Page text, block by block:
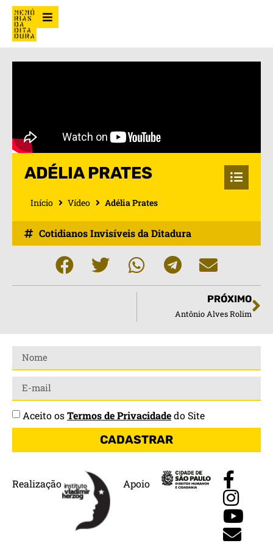
ADÉLIA PRATES
Início Vídeo Adélia Prates
Cotidianos Invisíveis da Ditadura
PRÓXIMO
Antônio Alves Rolim
Realização Apoio
Aceito osTermos de Privacidadedo Site
CADASTRAR